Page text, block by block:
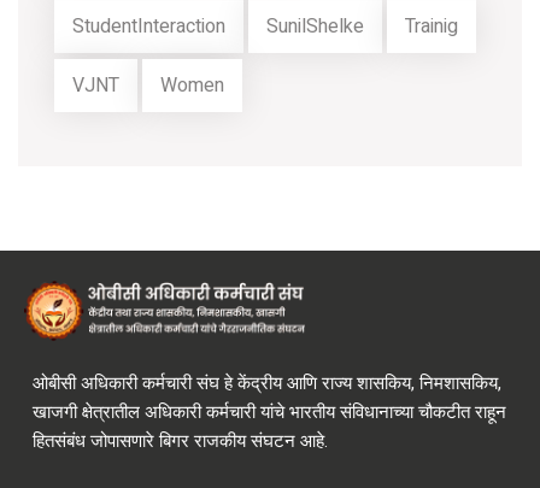
StudentInteraction SunilShelke Trainig
VJNT Women
ओबीसी अधिकारी कर्मचारी संघ हे केंद्रीय आणि राज्य शासकिय, निमशासकिय,
खाजगी क्षेत्रातील अधिकारी कर्मचारी यांचे भारतीय संविधानाच्या चौकटीत राहून
हितसंबंध जोपासणारे बिगर राजकीय संघटन आहे.